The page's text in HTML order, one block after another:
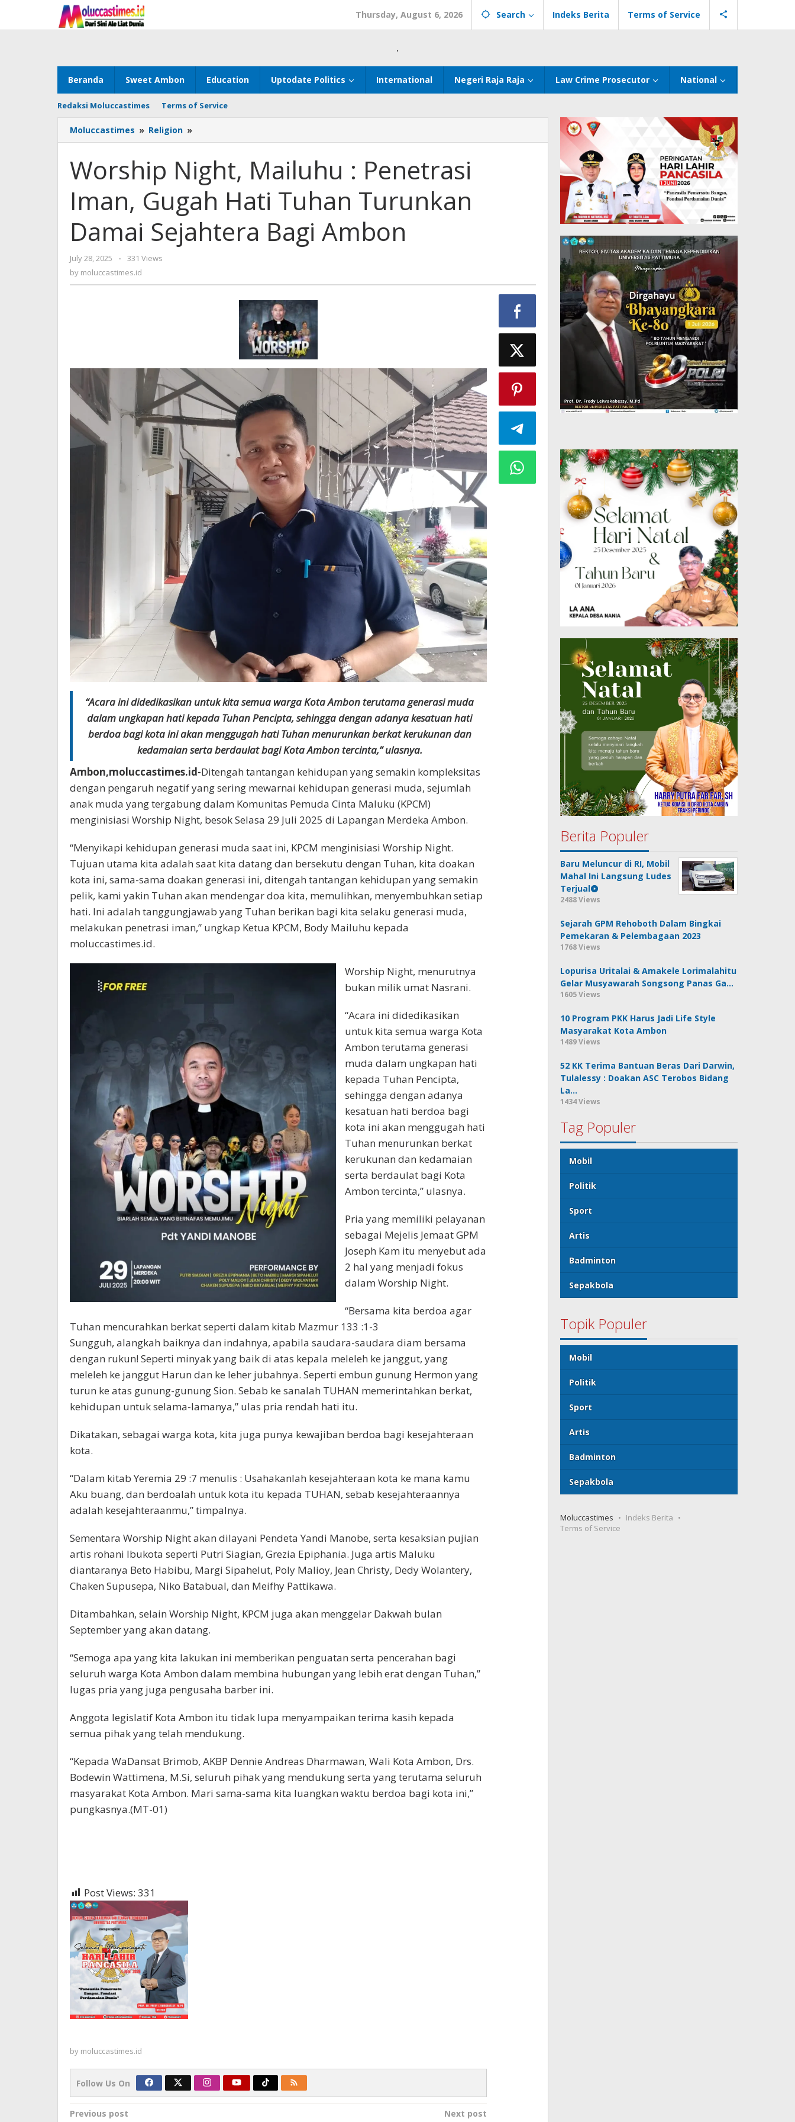
content
Thursday, August 6, 2026 Search Indeks Berita Terms of Service
.
Beranda Sweet Ambon Education Uptodate Politics International Negeri Raja Raja Law Crime Prosecutor National
Redaksi Moluccastimes Terms of Service
Moluccastimes » Religion »
Night,
:
Penetrasi
Iman,
Gugah
Tuhan
Turunkan
Worship Night, Mailuhu : Penetrasi
Iman, Gugah Hati Tuhan Turunkan
Damai Sejahtera Bagi Ambon
July 28, 2025
by
moluccastimes.id
-
331 Views
by moluccastimes.id
“Acara ini didedikasikan untuk kita semua warga Kota Ambon terutama generasi muda
dalam ungkapan hati kepada Tuhan Pencipta, sehingga dengan adanya kesatuan hati
berdoa bagi kota ini akan menggugah hati Tuhan menurunkan berkat kerukunan dan
kedamaian serta berdaulat bagi Kota Ambon tercinta,” ulasnya.
Ambon,moluccastimes.id-Ditengah tantangan kehidupan yang semakin kompleksitas
dengan pengaruh negatif yang sering mewarnai kehidupan generasi muda, sejumlah
anak muda yang tergabung dalam Komunitas Pemuda Cinta Maluku (KPCM)
menginisiasi Worship Night, besok Selasa 29 Juli 2025 di Lapangan Merdeka Ambon.
“Menyikapi kehidupan generasi muda saat ini, KPCM menginisiasi Worship Night.
Tujuan utama kita adalah saat kita datang dan bersekutu dengan Tuhan, kita doakan
kota ini, sama-sama doakan generasi ini, ditengah tantangan kehidupan yang semakin
pelik, kami yakin Tuhan akan mendengar doa kita, memulihkan, menyembuhkan setiap
hati. Ini adalah tanggungjawab yang Tuhan berikan bagi kita selaku generasi muda,
melakukan penetrasi iman,” ungkap Ketua KPCM, Body Mailuhu kepada
moluccastimes.id.
Worship Night, menurutnya
bukan milik umat Nasrani.
“Acara ini didedikasikan
untuk kita semua warga Kota
Ambon terutama generasi
muda dalam ungkapan hati
kepada Tuhan Pencipta,
sehingga dengan adanya
kesatuan hati berdoa bagi
kota ini akan menggugah hati
Tuhan menurunkan berkat
kerukunan dan kedamaian
serta berdaulat bagi Kota
Ambon tercinta,” ulasnya.
Pria yang memiliki pelayanan
sebagai Mejelis Jemaat GPM
Joseph Kam itu menyebut ada
2 hal yang menjadi fokus
dalam Worship Night.
“Bersama kita berdoa agar
Tuhan mencurahkan berkat seperti dalam kitab Mazmur 133 :1-3
Sungguh, alangkah baiknya dan indahnya, apabila saudara-saudara diam bersama
dengan rukun! Seperti minyak yang baik di atas kepala meleleh ke janggut, yang
meleleh ke janggut Harun dan ke leher jubahnya. Seperti embun gunung Hermon yang
turun ke atas gunung-gunung Sion. Sebab ke sanalah TUHAN memerintahkan berkat,
kehidupan untuk selama-lamanya,” ulas pria rendah hati itu.
Dikatakan, sebagai warga kota, kita juga punya kewajiban berdoa bagi kesejahteraan
kota.
“Dalam kitab Yeremia 29 :7 menulis : Usahakanlah kesejahteraan kota ke mana kamu
Aku buang, dan berdoalah untuk kota itu kepada TUHAN, sebab kesejahteraannya
adalah kesejahteraanmu,” timpalnya.
Sementara Worship Night akan dilayani Pendeta Yandi Manobe, serta kesaksian pujian
artis rohani Ibukota seperti Putri Siagian, Grezia Epiphania. Juga artis Maluku
diantaranya Beto Habibu, Margi Sipahelut, Poly Malioy, Jean Christy, Dedy Wolantery,
Chaken Supusepa, Niko Batabual, dan Meifhy Pattikawa.
Ditambahkan, selain Worship Night, KPCM juga akan menggelar Dakwah bulan
September yang akan datang.
“Semoga apa yang kita lakukan ini memberikan penguatan serta pencerahan bagi
seluruh warga Kota Ambon dalam membina hubungan yang lebih erat dengan Tuhan,”
lugas pria yang juga pengusaha barber ini.
Anggota legislatif Kota Ambon itu tidak lupa menyampaikan terima kasih kepada
semua pihak yang telah mendukung.
“Kepada WaDansat Brimob, AKBP Dennie Andreas Dharmawan, Wali Kota Ambon, Drs.
Bodewin Wattimena, M.Si, seluruh pihak yang mendukung serta yang terutama seluruh
masyarakat Kota Ambon. Mari sama-sama kita luangkan waktu berdoa bagi kota ini,”
pungkasnya.(MT-01)
Post Views: 331
by moluccastimes.id
Follow Us On
Post
Previous post
Next post
Berita Populer
Baru Meluncur di RI, Mobil
Mahal Ini Langsung Ludes
Terjual
2488 Views
Sejarah GPM Rehoboth Dalam Bingkai
Pemekaran & Pelembagaan 2023
1768 Views
Lopurisa Uritalai & Amakele Lorimalahitu
Gelar Musyawarah Songsong Panas Ga…
1605 Views
10 Program PKK Harus Jadi Life Style
Masyarakat Kota Ambon
1489 Views
52 KK Terima Bantuan Beras Dari Darwin,
Tulalessy : Doakan ASC Terobos Bidang
La…
1434 Views
Tag Populer
Mobil
Politik
Sport
Artis
Badminton
Sepakbola
Topik Populer
Mobil
Politik
Sport
Artis
Badminton
Sepakbola
Moluccastimes
Indeks Berita
Terms of Service